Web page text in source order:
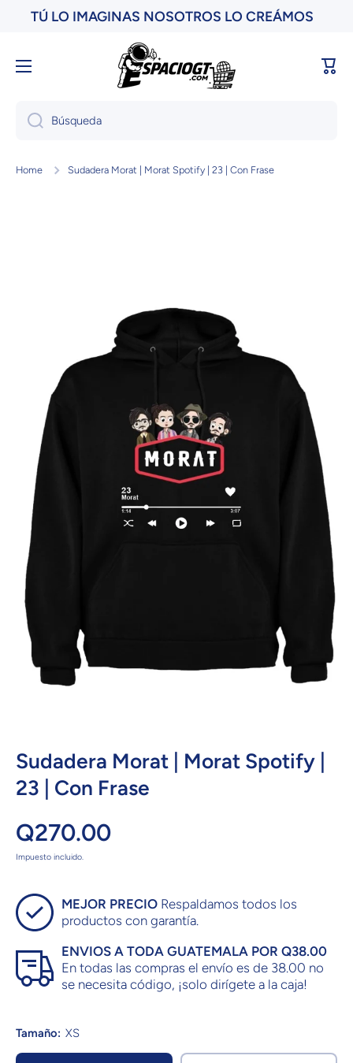
Ir directamente al contenido
TÚ LO IMAGINAS NOSOTROS LO CREÁMOS
Búsqueda
Home Sudadera Morat | Morat Spotify | 23 | Con Frase
Ir directamente a la información del producto
Sudadera Morat | Morat Spotify |
23 | Con Frase
Q270.00
Impuesto incluido.
MEJOR PRECIO Respaldamos todos los
productos con garantía.
ENVIOS A TODA GUATEMALA POR Q38.00
En todas las compras el envío es de 38.00 no
se necesita código, ¡solo dirígete a la caja!
Tamaño: XS